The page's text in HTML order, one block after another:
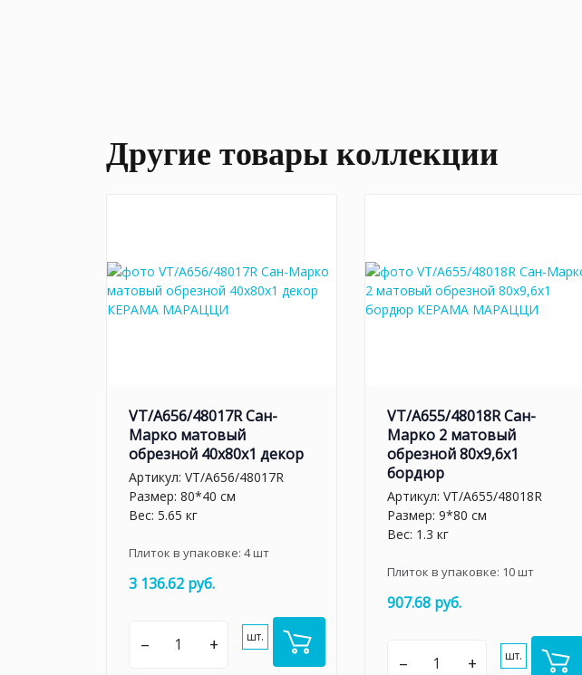
Другие товары коллекции
VT/A656/48017R Сан-
Марко матовый
обрезной 40x80x1 декор
Артикул: VT/A656/48017R
Размер: 80*40 см
Вес: 5.65 кг
Плиток в упаковке: 4шт
3 136.62 руб.
– + шт.
VT/A655/48018R Сан-
Марко 2 матовый
обрезной 80x9,6x1
бордюр
Артикул: VT/A655/48018R
Размер: 9*80 см
Вес: 1.3 кг
Плиток в упаковке: 10шт
907.68 руб.
– + шт.